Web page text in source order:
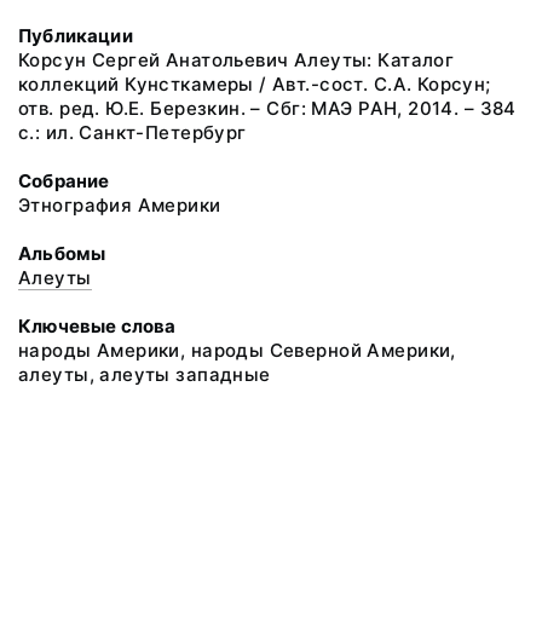
Публикации
Корсун Сергей Анатольевич Алеуты: Каталог
коллекций Кунсткамеры / Авт.-сост. С.А. Корсун;
отв. ред. Ю.Е. Березкин. – Сбг: МАЭ РАН, 2014. – 384
с.: ил. Санкт-Петербург
Собрание
Этнография Америки
Альбомы
Алеуты
Ключевые слова
народы Америки, народы Северной Америки,
алеуты, алеуты западные